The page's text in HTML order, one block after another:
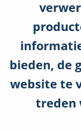
bieden, de
website te
treden